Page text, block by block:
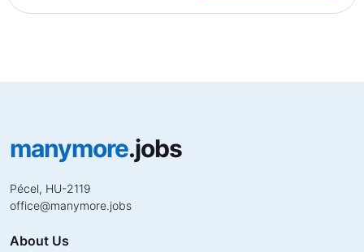
manymore.jobs
Pécel, HU-2119
office@manymore.jobs
About Us